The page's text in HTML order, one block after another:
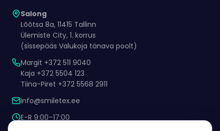
Salong
Lõõtsa 8a, 11415 Tallinn
Ülemiste City, 1. korrus
(sissepääs Valukoja tänava poolt)
Margit +372 511 9040
Kaja +372 5504 123
Tiina-Piret +372 5568 2911
info@smiletex.ee
E-R 9:00–17:00